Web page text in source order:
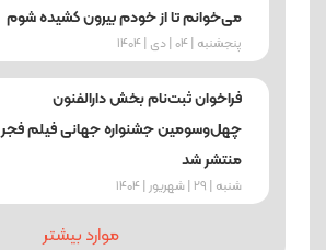
می‌خوانم تا از خودم بیرون کشیده شوم
پنجشنبه | 04 | دی | 1404
فراخوان ثبت‌نام بخش دارالفنون
چهل‌وسومین جشنواره جهانی فیلم فجر
منتشر شد
شنبه | 29 | شهریور | 1404
موارد بیشتر